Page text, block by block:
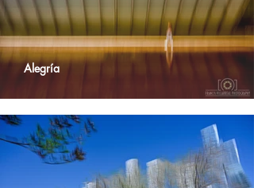
Alegría